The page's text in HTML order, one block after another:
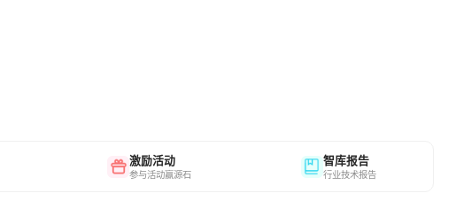
激励活动
参与活动赢源石
智库报告
行业技术报告